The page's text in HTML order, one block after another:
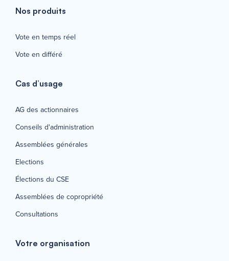
Nos produits
Vote en temps réel
Vote en différé
Cas d’usage
AG des actionnaires
Conseils d'administration
Assemblées générales
Elections
Élections du CSE
Assemblées de copropriété
Consultations
Votre organisation